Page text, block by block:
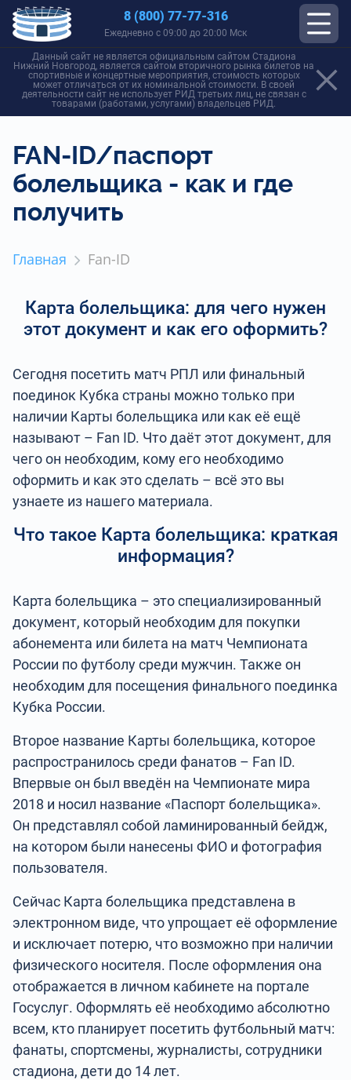
8 (800) 77-77-316
Ежедневно с 09:00 до 20:00 Мск
Данный сайт не является официальным сайтом Стадиона
Нижний Новгород, является сайтом вторичного рынка билетов на
спортивные и концертные мероприятия, стоимость которых
может отличаться от их номинальной стоимости. В своей
деятельности сайт не использует РИД третьих лиц, не связан с
товарами (работами, услугами) владельцев РИД.
FAN-ID/паспорт
болельщика - как и где
получить
Главная Fan-ID
Карта болельщика: для чего нужен
этот документ и как его оформить?
Сегодня посетить матч РПЛ или финальный
поединок Кубка страны можно только при
наличии Карты болельщика или как её ещё
называют – Fan ID. Что даёт этот документ, для
чего он необходим, кому его необходимо
оформить и как это сделать – всё это вы
узнаете из нашего материала.
Что такое Карта болельщика: краткая
информация?
Карта болельщика – это специализированный
документ, который необходим для покупки
абонемента или билета на матч Чемпионата
России по футболу среди мужчин. Также он
необходим для посещения финального поединка
Кубка России.
Второе название Карты болельщика, которое
распространилось среди фанатов – Fan ID.
Впервые он был введён на Чемпионате мира
2018 и носил название «Паспорт болельщика».
Он представлял собой ламинированный бейдж,
на котором были нанесены ФИО и фотография
пользователя.
Сейчас Карта болельщика представлена в
электронном виде, что упрощает её оформление
и исключает потерю, что возможно при наличии
физического носителя. После оформления она
отображается в личном кабинете на портале
Госуслуг. Оформлять её необходимо абсолютно
всем, кто планирует посетить футбольный матч:
фанаты, спортсмены, журналисты, сотрудники
стадиона, дети до 14 лет.